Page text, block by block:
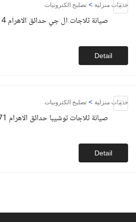
خدمات منزلية > تصليح الكترونيات
صيانة ثلاجات ال جي حدائق الاهرام 01010916814
Detail
خدمات منزلية > تصليح الكترونيات
صيانة ثلاجات توشيبا حدائق الاهرام 01129347771
Detail